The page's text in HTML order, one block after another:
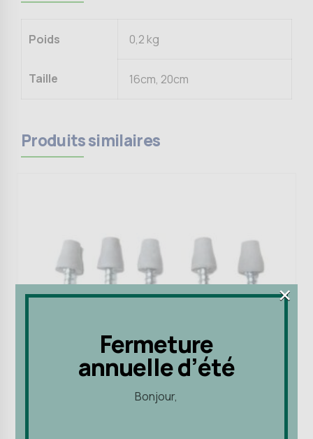
Poids 0,2 kg
Taille 16cm, 20cm
Produits similaires
Fermeture
annuelle d’été
Bonjour,
×
Fermeture
annuelle d’été
Bonjour,
×